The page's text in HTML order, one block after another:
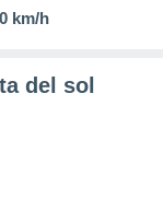
km/h
del sol